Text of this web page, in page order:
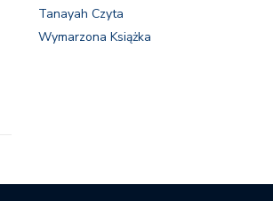
Tanayah Czyta
Wymarzona Książka